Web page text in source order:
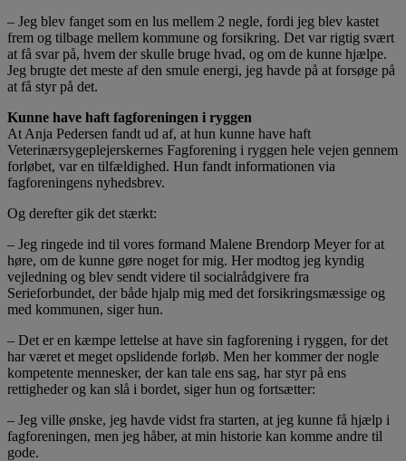
– Jeg blev fanget som en lus mellem 2 negle, fordi jeg blev kastet
frem og tilbage mellem kommune og forsikring. Det var rigtig svært
at få svar på, hvem der skulle bruge hvad, og om de kunne hjælpe.
Jeg brugte det meste af den smule energi, jeg havde på at forsøge på
at få styr på det.
Kunne have haft fagforeningen i ryggen
At Anja Pedersen fandt ud af, at hun kunne have haft
Veterinærsygeplejerskernes Fagforening i ryggen hele vejen gennem
forløbet, var en tilfældighed. Hun fandt informationen via
fagforeningens nyhedsbrev.
Og derefter gik det stærkt:
– Jeg ringede ind til vores formand Malene Brendorp Meyer for at
høre, om de kunne gøre noget for mig. Her modtog jeg kyndig
vejledning og blev sendt videre til socialrådgivere fra
Serieforbundet, der både hjalp mig med det forsikringsmæssige og
med kommunen, siger hun.
– Det er en kæmpe lettelse at have sin fagforening i ryggen, for det
har været et meget opslidende forløb. Men her kommer der nogle
kompetente mennesker, der kan tale ens sag, har styr på ens
rettigheder og kan slå i bordet, siger hun og fortsætter:
– Jeg ville ønske, jeg havde vidst fra starten, at jeg kunne få hjælp i
fagforeningen, men jeg håber, at min historie kan komme andre til
gode.